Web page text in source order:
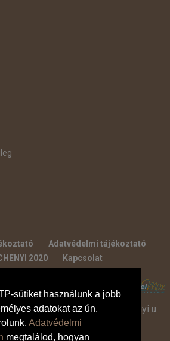
sütiket használunk a jobb
adatokat az ún.
Adatvédelmi
megtalálod, hogyan
Adatvédelmi tájékoztató
2020
Kapcsolat
Tours Kft. 2600 Vác, Széchenyi u.